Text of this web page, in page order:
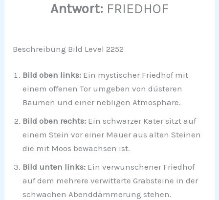
Antwort: FRIEDHOF
Beschreibung Bild Level 2252
Bild oben links: Ein mystischer Friedhof mit
einem offenen Tor umgeben von düsteren
Bäumen und einer nebligen Atmosphäre.
Bild oben rechts: Ein schwarzer Kater sitzt auf
einem Stein vor einer Mauer aus alten Steinen
die mit Moos bewachsen ist.
Bild unten links: Ein verwunschener Friedhof
auf dem mehrere verwitterte Grabsteine in der
schwachen Abenddämmerung stehen.